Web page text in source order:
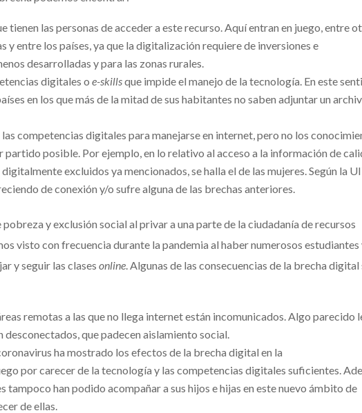
tienen las personas de acceder a este recurso. Aquí entran en juego, entre
y entre los países, ya que la digitalización requiere de inversiones e
desarrolladas y para las zonas rurales.
digitales o e-skillsque impide el manejo de la tecnología. En este
en los que más de la mitad de sus habitantes no saben adjuntar un
las competencias digitales para manejarse en internet, pero no los
partido posible. Por ejemplo, en lo relativo al acceso a la información de
excluidos ya mencionados, se halla el de las mujeres. Según la
de conexión y/o sufre alguna de las brechas anteriores.
y exclusión social al privar a una parte de la ciudadanía de recursos
visto con frecuencia durante la pandemia al haber numerosos estudiantes
y seguir las clases online. Algunas de las consecuencias de la brecha digital
remotas a las que no llega internet están incomunicados. Algo parecido
que padecen aislamiento social.
ha mostrado los efectos de la brecha digital en la
por carecer de la tecnología y las competencias digitales suficientes.
han podido acompañar a sus hijos e hijas en este nuevo ámbito de
de ellas.